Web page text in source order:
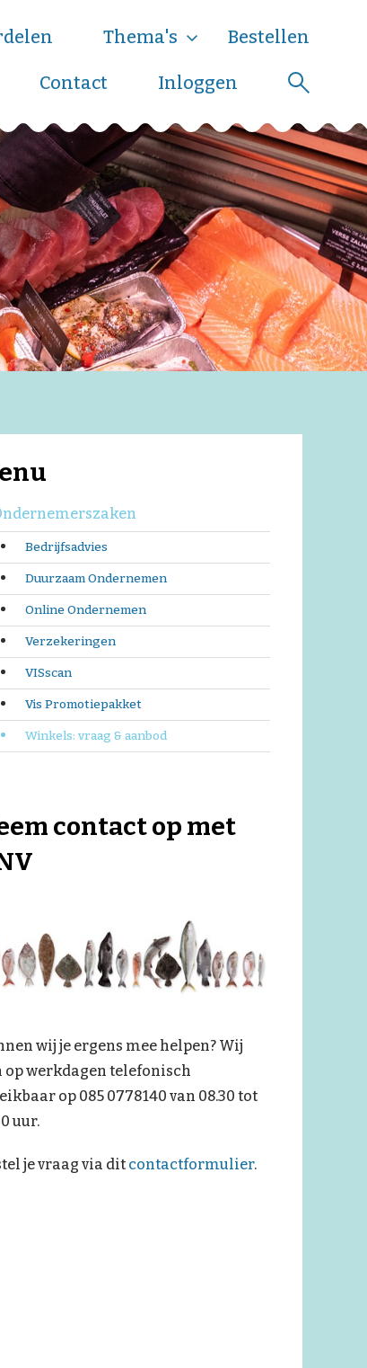
Thema's Bestellen
Contact Inloggen
Bedrijfsadvies
Duurzaam Ondernemen
Online Ondernemen
Verzekeringen
VISscan
Vis Promotiepakket
Winkels: vraag & aanbod
contact op met
wij je ergens mee helpen? Wij
op werkdagen telefonisch
op 085 0778140 van 08.30 tot
uur.
je vraag via dit contactformulier.